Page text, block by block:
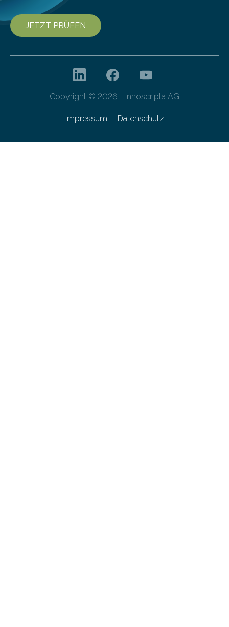
JETZT PRÜFEN
Copyright © 2026 - innoscripta AG
Impressum Datenschutz